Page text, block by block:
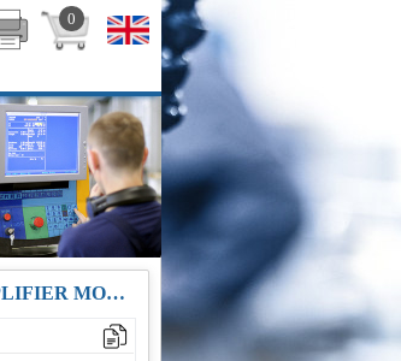
0
REPARATUR-SERVICE A06B-6111-H006 FANUC ALPHA-I SERIES SPINDLE AMPLIFIER MODULE 6.8KW